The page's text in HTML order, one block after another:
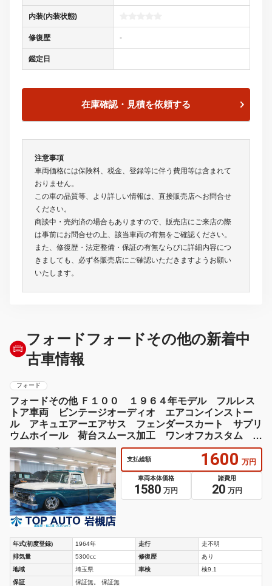
内装(内装状態)
修復歴 -
鑑定日
在庫確認・見積を依頼する
注意事項
車両価格には保険料、税金、登録等に伴う費用等は含まれて
おりません。
この車の品質等、より詳しい情報は、直接販売店へお問合せ
ください。
商談中・売約済の場合もありますので、販売店にご来店の際
は事前にお問合せの上、該当車両の有無をご確認ください。
また、修復歴・法定整備・保証の有無ならびに詳細内容につ
きましても、必ず各販売店にご確認いただきますようお願い
いたします。
フォードフォードその他の新着中
古車情報
フォード
フォードその他 Ｆ１００ １９６４年モデル フルレス
トア車両 ビンテージオーディオ エアコンインストー
ル アキュエアーエアサス フェンダースカート サプリ
ウムホイール 荷台スムース加工 ワンオフカスタム ワ
ンオフコンソール
支払総額 1600 万円
車両本体価格
1580 万円
諸費用
20 万円
年式(初度登録) 1964年 走行
走不明
排気量
5300cc 修復歴
あり
地域
埼玉県 車検
検9.1
保証
保証無。 保証無